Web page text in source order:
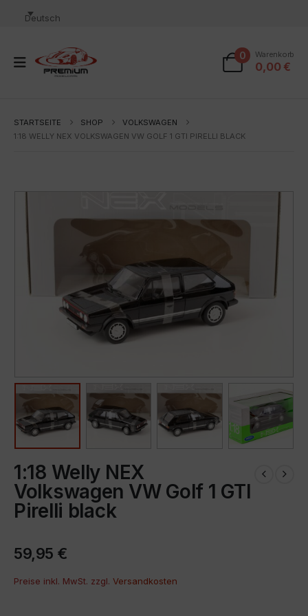
Deutsch
0 Warenkorb
0,00 €
STARTSEITE SHOP
VOLKSWAGEN
1:18 WELLY NEX VOLKSWAGEN VW GOLF 1 GTI PIRELLI BLACK
1:18 Welly NEX
Volkswagen VW Golf 1 GTI
Pirelli black
59,95 €
Preise inkl. MwSt. zzgl. Versandkosten